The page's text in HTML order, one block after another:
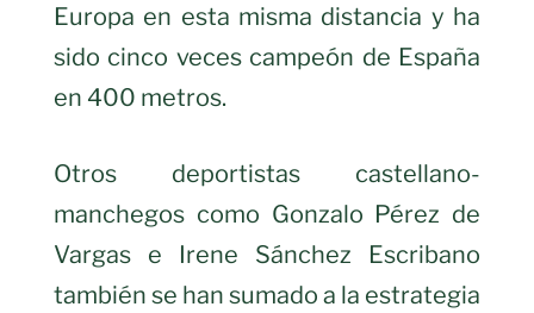
Europa en esta misma distancia y ha
sido cinco veces campeón de España
en 400 metros.
Otros deportistas castellano-
manchegos como Gonzalo Pérez de
Vargas e Irene Sánchez Escribano
también se han sumado a la estrategia